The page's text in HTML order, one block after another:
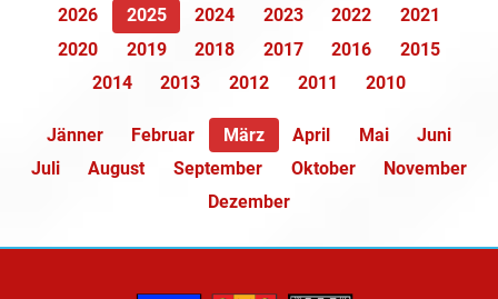
2026 2025 2024 2023 2022
2021
2020
2019 2018 2017 2016
2015
2014
2013 2012 2011 2010
Jänner Februar März April Mai
Juni
Juli
August September Oktober
November
Dezember